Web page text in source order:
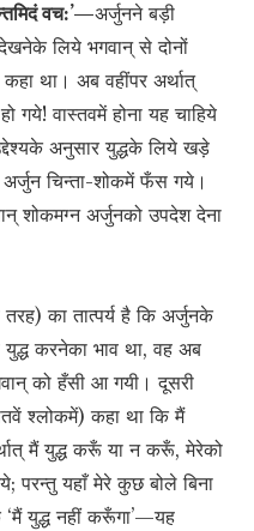
वच:’—अर्जुनने बड़ी
देखनेके लिये भगवान् से दोनों
था। अब वहींपर अर्थात्
गये! वास्तवमें होना यह चाहिये
अनुसार युद्धके लिये खड़े
चिन्ता-शोकमें फँस गये।
शोकमग्न अर्जुनको उपदेश देना
का तात्पर्य है कि अर्जुनके
करनेका भाव था, वह अब
को हँसी आ गयी। दूसरी
श्लोकमें) कहा था कि मैं
मैं युद्ध करूँ या न करूँ, मेरेको
परन्तु यहाँ मेरे कुछ बोले बिना
युद्ध नहीं करूँगा’—यह